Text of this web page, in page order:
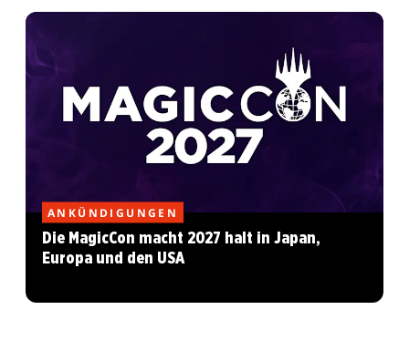
ANKÜNDIGUNGEN
Die MagicCon macht 2027 halt in Japan,
Europa und den USA